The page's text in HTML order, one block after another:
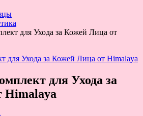
для Ухода за Кожей Лица от
для Ухода за
Himalaya